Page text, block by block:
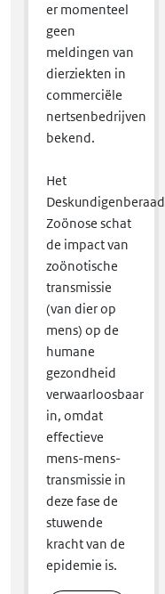
er momenteel
geen
meldingen van
dierziekten in
commerciële
nertsenbedrijven
bekend.
Het
Deskundigenberaad
Zoönose schat
de impact van
zoönotische
transmissie
(van dier op
mens) op de
humane
gezondheid
verwaarloosbaar
in, omdat
effectieve
mens-mens-
transmissie in
deze fase de
stuwende
kracht van de
epidemie is.